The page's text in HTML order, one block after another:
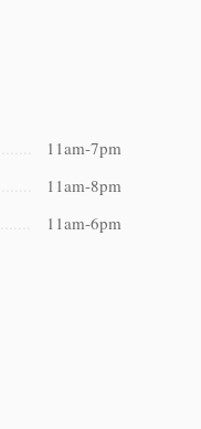
11am-7pm
11am-8pm
11am-6pm